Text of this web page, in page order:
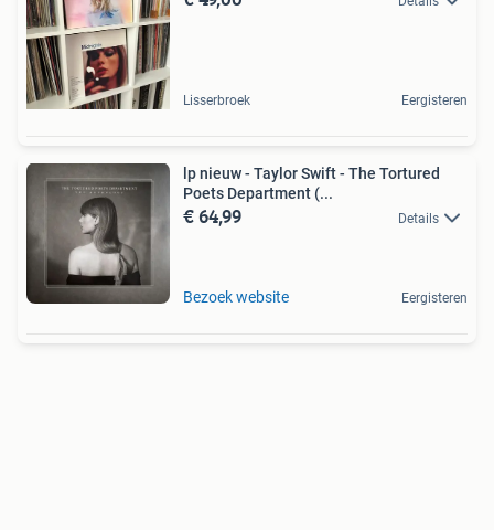
Lisserbroek Eergisteren
lp nieuw - Taylor Swift - The Tortured
Poets Department (...
€ 64,99 Details
Bezoek website Eergisteren